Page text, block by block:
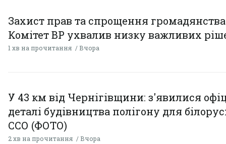
Захист прав та спрощення
Комітет ВР ухвалив низку важливих
1 хв на прочитання Вчора
У 43 км від Чернігівщини: з'явилися
деталі будівництва полігону для
ССО (ФОТО)
2 хв на прочитання Вчора